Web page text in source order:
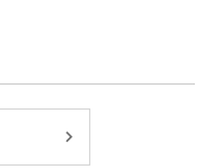
